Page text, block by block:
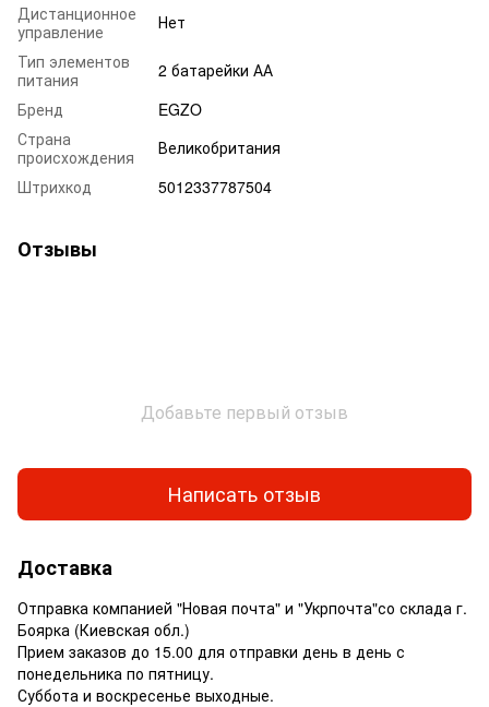
Дистанционное
управление
Нет
Тип элементов
питания
2 батарейки АА
Бренд
EGZO
Страна
происхождения
Великобритания
Штрихкод
5012337787504
Отзывы
Добавьте первый отзыв
Написать отзыв
Доставка
Отправка компанией "Новая почта" и "Укрпочта"со склада г.
Боярка (Киевская обл.)
Прием заказов до 15.00 для отправки день в день с
понедельника по пятницу.
Суббота и воскресенье выходные.